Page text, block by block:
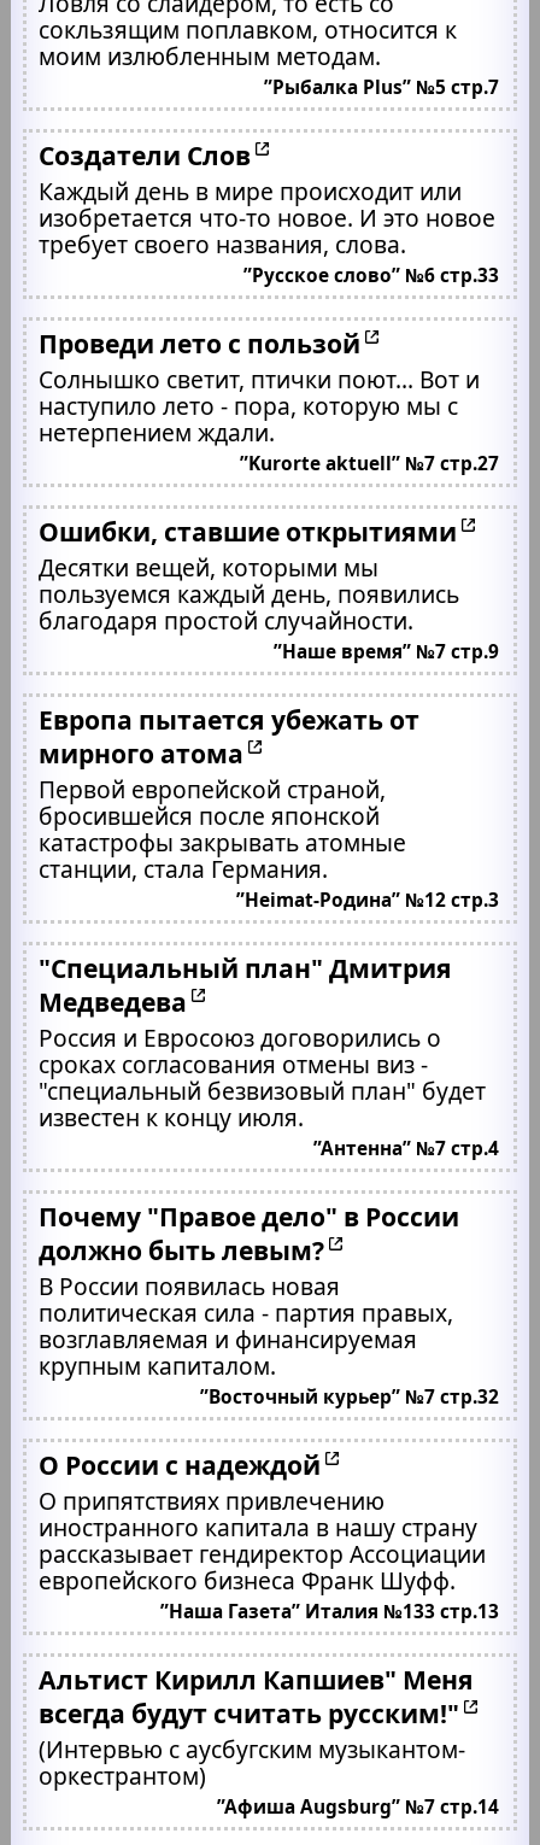
сокльзящим поплавком, относится к
моим излюбленным методам.
”Рыбалка Plus” №5 стр.7
Создатели Слов
Каждый день в мире происходит или
изобретается что-то новое. И это новое
требует своего названия, слова.
”Русское слово” №6 стр.33
Проведи лето с пользой
Солнышко светит, птички поют... Вот и
наступило лето - пора, которую мы с
нетерпением ждали.
”Kurorte aktuell” №7 стр.27
Ошибки, ставшие открытиями
Десятки вещей, которыми мы
пользуемся каждый день, появились
благодаря простой случайности.
”Наше время” №7 стр.9
Европа пытается убежать от
мирного атома
Первой европейской страной,
бросившейся после японской
катастрофы закрывать атомные
станции, стала Германия.
”Heimat-Родина” №12 стр.3
"Специальный план" Дмитрия
Медведева
Россия и Евросоюз договорились о
сроках согласования отмены виз -
"специальный безвизовый план" будет
известен к концу июля.
”Антенна” №7 стр.4
Почему "Правое дело" в России
должно быть левым?
В России появилась новая
политическая сила - партия правых,
возглавляемая и финансируемая
крупным капиталом.
”Восточный курьер” №7 стр.32
О России с надеждой
О припятствиях привлечению
иностранного капитала в нашу страну
рассказывает гендиректор Ассоциации
европейского бизнеса Франк Шуфф.
”Наша Газета” Италия №133 стр.13
Альтист Кирилл Капшиев" Меня
всегда будут считать русским!"
(Интервью с аусбугским музыкантом-
оркестрантом)
”Афиша Augsburg” №7 стр.14